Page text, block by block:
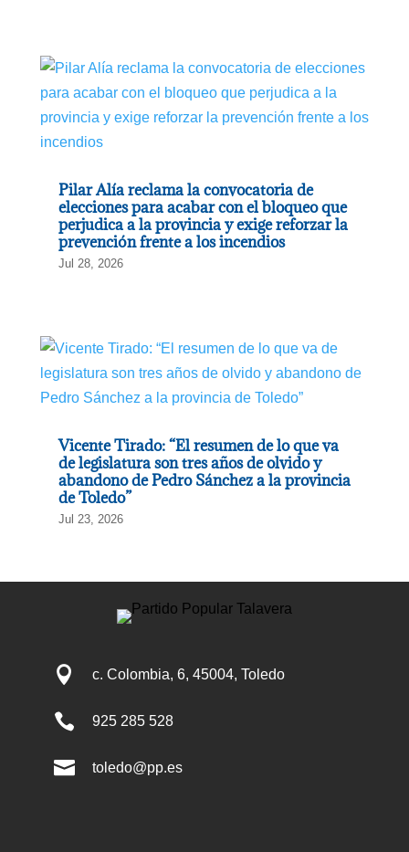
Pilar Alía reclama la convocatoria de
elecciones para acabar con el bloqueo que
perjudica a la provincia y exige reforzar la
prevención frente a los incendios
Jul 28, 2026
Vicente Tirado: “El resumen de lo que va
de legislatura son tres años de olvido y
abandono de Pedro Sánchez a la provincia
de Toledo”
Jul 23, 2026
 c. Colombia, 6, 45004, Toledo
 925 285 528
 toledo@pp.es